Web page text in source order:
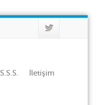
S.S.S. İletişim